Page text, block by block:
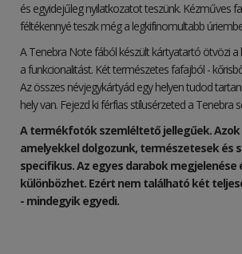
és egyidejűleg nyilatkozatot teszünk. Kézműves
féltékennyé teszik még a legkifinomultabb
A Tenebra Note fából készült kártyatartó ötvözi a
a funkcionalitást. Két természetes fafajból -
Az összes névjegykártyád egy helyen tudod
hely van. Fejezd ki férfias stílusérzeted a Tenebra
A termékfotók szemléltető jellegűek. Azok
amelyekkel dolgozunk, természetesek és
specifikus. Az egyes darabok megjelenése
különbözhet. Ezért nem található két
- mindegyik egyedi.